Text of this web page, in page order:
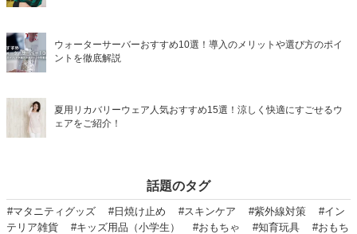
ウォーターサーバーおすすめ10選！導入のメリットや選び方のポイ
ントを徹底解説
夏用リカバリーウェア人気おすすめ15選！涼しく快適にすごせるウ
ェアをご紹介！
話題のタグ
#マタニティグッズ #日焼け止め #スキンケア #紫外線対策
#イン
テリア雑貨
#キッズ用品（小学生） #おもちゃ #知育玩具
#おもち